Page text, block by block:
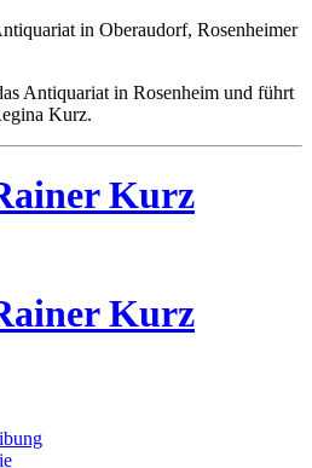
in Oberaudorf, Rosenheimer
Antiquariat in Rosenheim und führt
Kurz.
Kurz
Kurz